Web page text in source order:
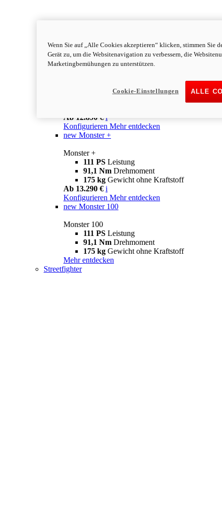
Monster
newMonster
Leistung
Ab 12.890 € i
Konfigurieren Mehr entdecken
new Monster +
Monster +
111 PS Leistung
91,1 Nm Drehmoment
175 kg Gewicht ohne Kraftstoff
Ab 13.290 € i
Konfigurieren Mehr entdecken
new Monster 100
Monster 100
111 PS Leistung
91,1 Nm Drehmoment
175 kg Gewicht ohne Kraftstoff
Mehr entdecken
Streetfighter
Wenn Sie auf „Alle Cookies akzeptieren“ klicken, stimmen Sie
Gerät zu, um die Websitenavigation zu verbessern, die
Marketingbemühungen zu unterstützen.
ALLE
Cookie-Einstellungen